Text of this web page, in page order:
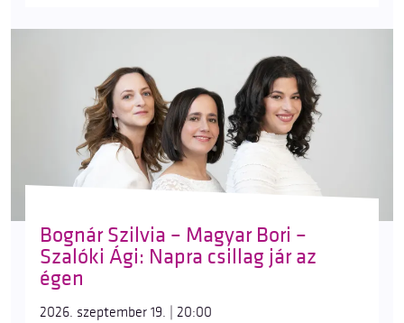
Bognár Szilvia – Magyar Bori –
Szalóki Ági: Napra csillag jár az
égen
2026. szeptember 19. | 20:00